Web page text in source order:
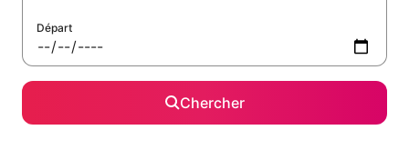
Départ
Chercher